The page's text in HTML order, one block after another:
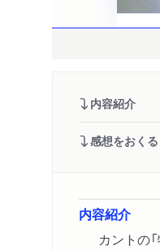
内容紹介
感想をおくる
内容紹介
カントの